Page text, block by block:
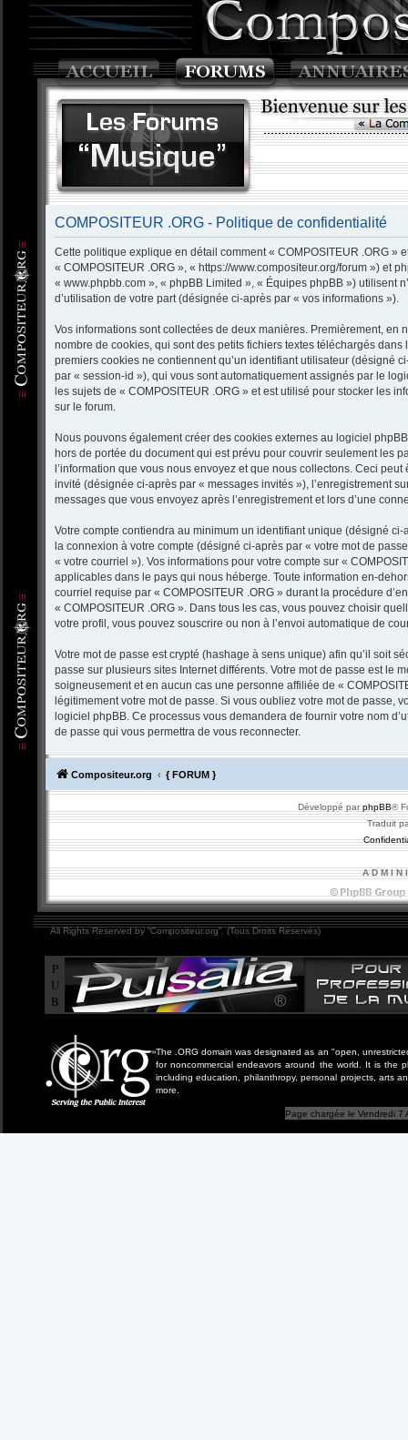
COMPOSITEUR .ORG - Politique de confidentialité
Cette politique explique en détail comment « COMPOSITEUR .ORG
« COMPOSITEUR .ORG », « https://www.compositeur.org/forum ») et
« www.phpbb.com », « phpBB Limited », « Équipes phpBB ») utilisent
d’utilisation de votre part (désignée ci-après par « vos informations »).
Vos informations sont collectées de deux manières. Premièrement,
nombre de cookies, qui sont des petits fichiers textes téléchargés
premiers cookies ne contiennent qu’un identifiant utilisateur (désigné
par « session-id »), qui vous sont automatiquement assignés par le
les sujets de « COMPOSITEUR .ORG » et est utilisé pour stocker les
sur le forum.
Nous pouvons également créer des cookies externes au logiciel
hors de portée du document qui est prévu pour couvrir seulement les
l’information que vous nous envoyez et que nous collectons. Ceci
invité (désignée ci-après par « messages invités »), l’enregistrement
messages que vous envoyez après l’enregistrement et lors d’une
Votre compte contiendra au minimum un identifiant unique (désigné
la connexion à votre compte (désigné ci-après par « votre mot de
« votre courriel »). Vos informations pour votre compte sur «
applicables dans le pays qui nous héberge. Toute information en-
courriel requise par « COMPOSITEUR .ORG » durant la procédure
« COMPOSITEUR .ORG ». Dans tous les cas, vous pouvez choisir
votre profil, vous pouvez souscrire ou non à l’envoi automatique de
Votre mot de passe est crypté (hashage à sens unique) afin qu’il soit
passe sur plusieurs sites Internet différents. Votre mot de passe est le
soigneusement et en aucun cas une personne affiliée de «
légitimement votre mot de passe. Si vous oubliez votre mot de passe,
logiciel phpBB. Ce processus vous demandera de fournir votre nom
de passe qui vous permettra de vous reconnecter.
Compositeur.org { FORUM }
Développé parphpBB®
Traduit
A D M I N
All Rights Reserved by “Compositeur.org”. (Tous Droits Réservés)
P
U
B
The .ORG domain was designated as an "open,
for noncommercial endeavors around the world. It is the
including education, philanthropy, personal projects, arts
more.
Page chargée le Vendredi 7